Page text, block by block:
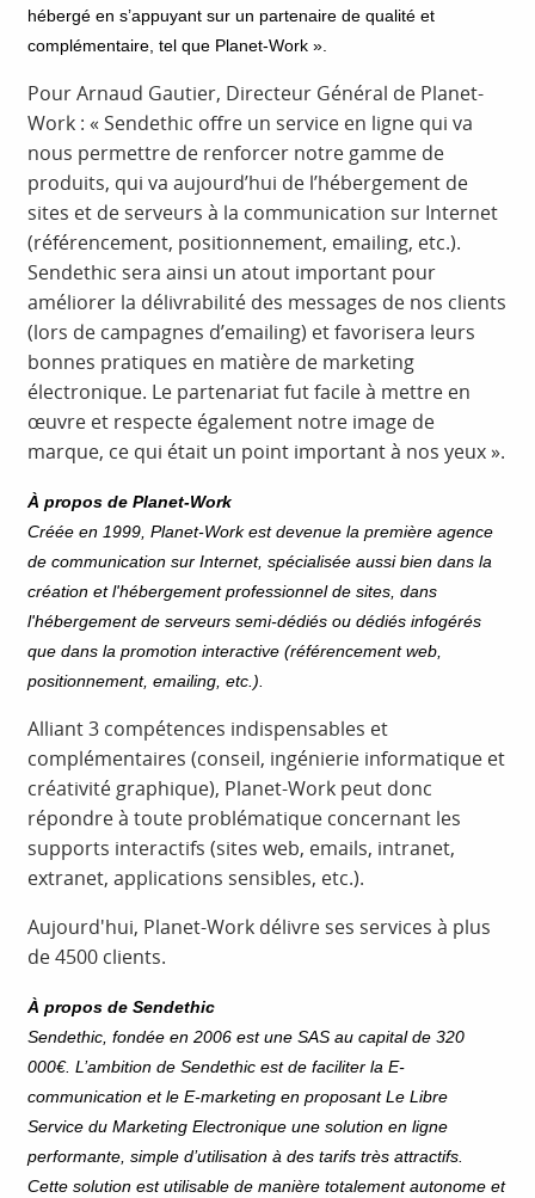
hébergé en s’appuyant sur un partenaire de qualité et
complémentaire, tel que Planet-Work ».
Pour Arnaud Gautier, Directeur Général de Planet-
Work : « Sendethic offre un service en ligne qui va
nous permettre de renforcer notre gamme de
produits, qui va aujourd’hui de l’hébergement de
sites et de serveurs à la communication sur Internet
(référencement, positionnement, emailing, etc.).
Sendethic sera ainsi un atout important pour
améliorer la délivrabilité des messages de nos clients
(lors de campagnes d’emailing) et favorisera leurs
bonnes pratiques en matière de marketing
électronique. Le partenariat fut facile à mettre en
œuvre et respecte également notre image de
marque, ce qui était un point important à nos yeux ».
À propos de Planet-Work
Créée en 1999, Planet-Work est devenue la première agence
de communication sur Internet, spécialisée aussi bien dans la
création et l'hébergement professionnel de sites, dans
l'hébergement de serveurs semi-dédiés ou dédiés infogérés
que dans la promotion interactive (référencement web,
positionnement, emailing, etc.).
Alliant 3 compétences indispensables et
complémentaires (conseil, ingénierie informatique et
créativité graphique), Planet-Work peut donc
répondre à toute problématique concernant les
supports interactifs (sites web, emails, intranet,
extranet, applications sensibles, etc.).
Aujourd'hui, Planet-Work délivre ses services à plus
de 4500 clients.
À propos de Sendethic
Sendethic, fondée en 2006 est une SAS au capital de 320
000€. L’ambition de Sendethic est de faciliter la E-
communication et le E-marketing en proposant Le Libre
Service du Marketing Electronique une solution en ligne
performante, simple d’utilisation à des tarifs très attractifs.
Cette solution est utilisable de manière totalement autonome et